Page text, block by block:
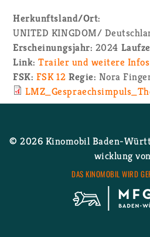
Her­kunfts­land/Ort:
UNITED KING­DOM/
Er­schei­nungs­jahr: 2024
Link:Trai­ler und wei­te­re
FSK: FSK 12 Regie: Nora
© 2026 Ki­no­mo­bil Ba­den-
wick­lung von
DAS KI­NO­MO­BIL WIRD